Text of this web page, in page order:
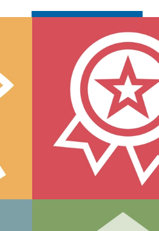
Attraktivität &
Ausstrahlung